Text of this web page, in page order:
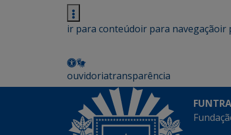
ir para conteúdoir para navegaçãoir
ouvidoriatransparência